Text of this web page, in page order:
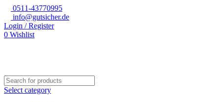
0511-43770995
info@gutsicher.de
Login / Register
0 Wishlist
Select category